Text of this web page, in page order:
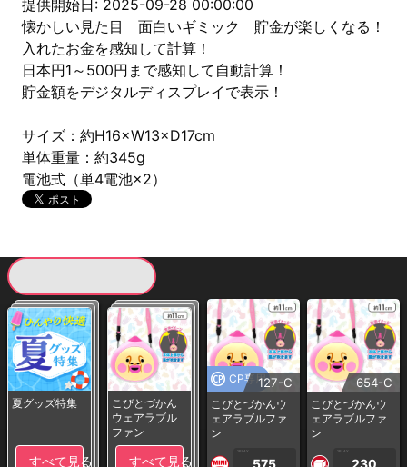
提供開始日: 2025-09-28 00:00:00
懐かしい見た目 面白いギミック 貯金が楽しくなる！
入れたお金を感知して計算！
日本円1～500円まで感知して自動計算！
貯金額をデジタルディスプレイで表示！
サイズ：約H16×W13×D17cm
単体重量：約345g
電池式（単4電池×2）
夏グッズ特集
すべて見る
こびとづかん
ウェアラブル
ファン
すべて見る
CP専用127-C
こびとづかんウ
ェアラブルファ
ン
1PLAY
575
654-C
こびとづかんウ
ェアラブルファ
ン
1PLAY
230